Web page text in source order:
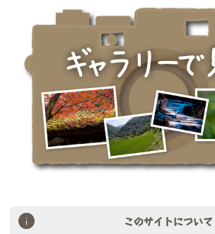
このサイトについて